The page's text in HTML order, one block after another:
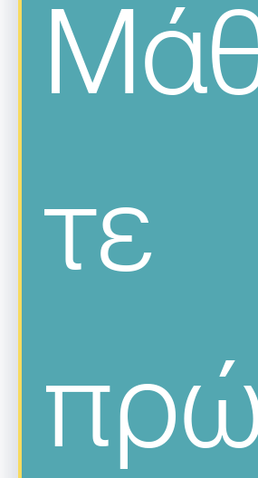
τε